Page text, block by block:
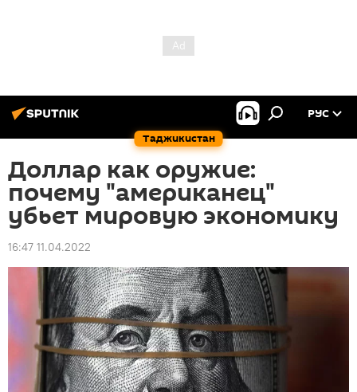
Таджикистан
РУС
Доллар как оружие:
почему "американец"
убьет мировую экономику
16:47 11.04.2022